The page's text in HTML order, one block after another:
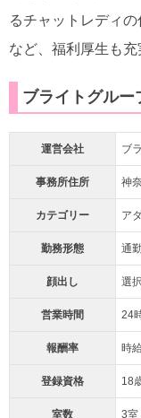
るチャットレディ
など、福利厚生も充
ブライトグルー
運営会社 ブ
事務所住所 神
カテゴリー ア
勤務形態 通
顔出し 選
営業時間 24
報酬率 時
登録資格 18
室数 3室